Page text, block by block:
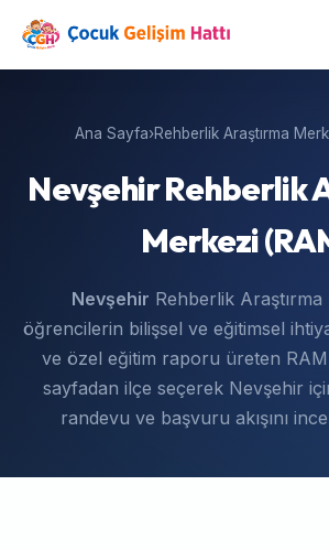
Ana Sayfa›Rehberlik Araştırma
Nevşehir Rehberlik
Merkezi
Nevşehir Rehberlik
öğrencilerin bilişsel ve eğitimsel
ve özel eğitim raporu üreten
sayfadan ilçe seçerek Nevşehir
randevu ve başvuru akışını